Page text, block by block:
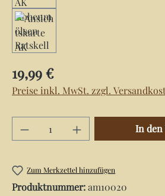
Regulärer Preis:
19,99 €
Preise inkl. MwSt. zzgl.
Produkt Anzahl: GibIn
Zum Merkzettel hinzufügen
Produktnummer:am10020